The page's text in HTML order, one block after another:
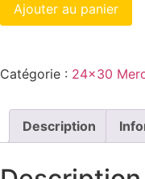
Ajouter au panier
Catégorie : 24x30
Description